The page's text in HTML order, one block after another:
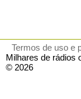
Termos de uso e
Milhares de rádios
© 2026